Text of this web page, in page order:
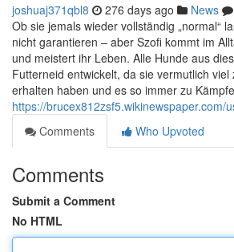
joshuaj371qbl8 276 days ago News
Ob sie jemals wieder vollständig „normal“
nicht garantieren – aber Szofi kommt im
und meistert ihr Leben. Alle Hunde aus
Futterneid entwickelt, da sie vermutlich viel
erhalten haben und es so immer zu
https://brucex812zsf5.wikinewspaper.com/
Comments
Who Upvoted
Comments
Submit a Comment
No HTML